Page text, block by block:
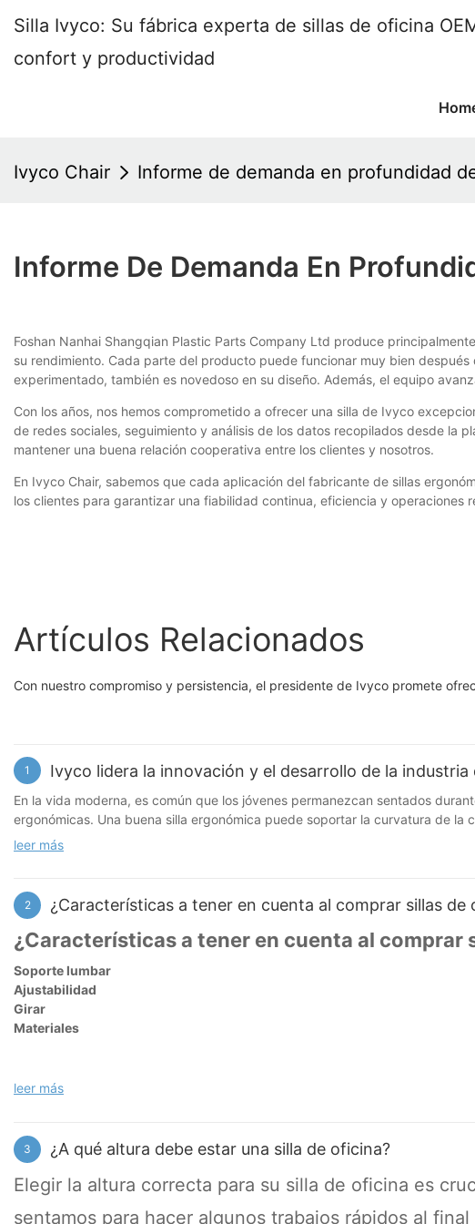
Silla Ivyco: Su fábrica experta de sillas de oficina
confort y productividad
Ivyco Chair Informe de demanda en profundidad
Informe De Demanda En
Foshan Nanhai Shangqian Plastic Parts Company Ltd produce
su rendimiento. Cada parte del producto puede funcionar muy bien
experimentado, también es novedoso en su diseño. Además, el equipo
Con los años, nos hemos comprometido a ofrecer una silla de Ivyco
de redes sociales, seguimiento y análisis de los datos recopilados desde la
mantener una buena relación cooperativa entre los clientes y nosotros.
En Ivyco Chair, sabemos que cada aplicación del fabricante de sillas
los clientes para garantizar una fiabilidad continua, eficiencia y operaciones
Artículos Relacionados
Con nuestro compromiso y persistencia, el presidente de Ivyco promete
1 Ivyco lidera la innovación y el desarrollo de la industria
En la vida moderna, es común que los jóvenes permanezcan sentados
ergonómicas. Una buena silla ergonómica puede soportar la curvatura de
sentarse gracias a su diseño científico. En entornos de oficina, estudio y
leer más
2 ¿Características a tener en cuenta al comprar sillas de
¿Características a tener en cuenta al comprar
Soporte lumbar
Ajustabilidad
Girar
Materiales
leer más
3 ¿A qué altura debe estar una silla de oficina?
Elegir la altura correcta para su silla de oficina es
sentamos para hacer algunos trabajos rápidos al final